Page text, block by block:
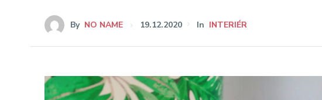
By NO NAME 19.12.2020 In INTERIÉR